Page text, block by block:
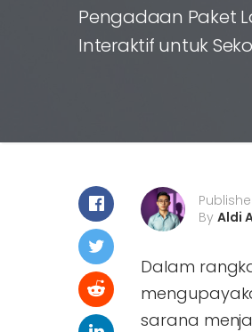
Pengadaan Paket
Interaktif untuk
By Aldi
Dalam
sarana